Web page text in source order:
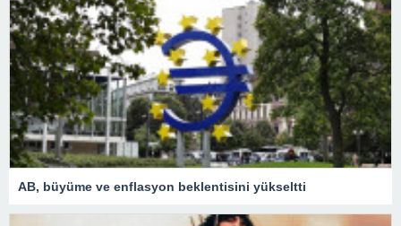
AB, büyüme ve enflasyon beklentisini yükseltti